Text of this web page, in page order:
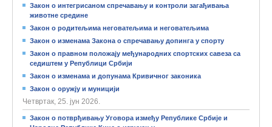
Закон о интегрисаном спречавању и контроли загађивања
животне средине
Закон о родитељима неговатељима и неговатељима
Закон о изменама Закона о спречавању допинга у спорту
Закон о правном положају међународних спортских савеза са
седиштем у Републици Србији
Закон о изменама и допунама Кривичног законика
Закон о оружју и муницији
Четвртак, 25. јун 2026.
Закон о потврђивању Уговора између Републике Србије и